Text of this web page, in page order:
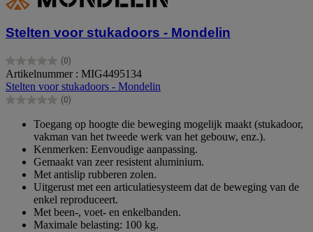
Stelten voor stukadoors - Mondelin
(0)
0.0
van
de
5
Artikelnummer : MIG4495134
Stelten voor stukadoors - Mondelin
(0)
0.0
sterren.
Toegang op hoogte die beweging mogelijk maakt (stukadoor,
vakman van het tweede werk van het gebouw, enz.).
Kenmerken: Eenvoudige aanpassing.
Gemaakt van zeer resistent aluminium.
Met antislip rubberen zolen.
Uitgerust met een articulatiesysteem dat de beweging van de
enkel reproduceert.
Met been-, voet- en enkelbanden.
Maximale belasting: 100 kg.